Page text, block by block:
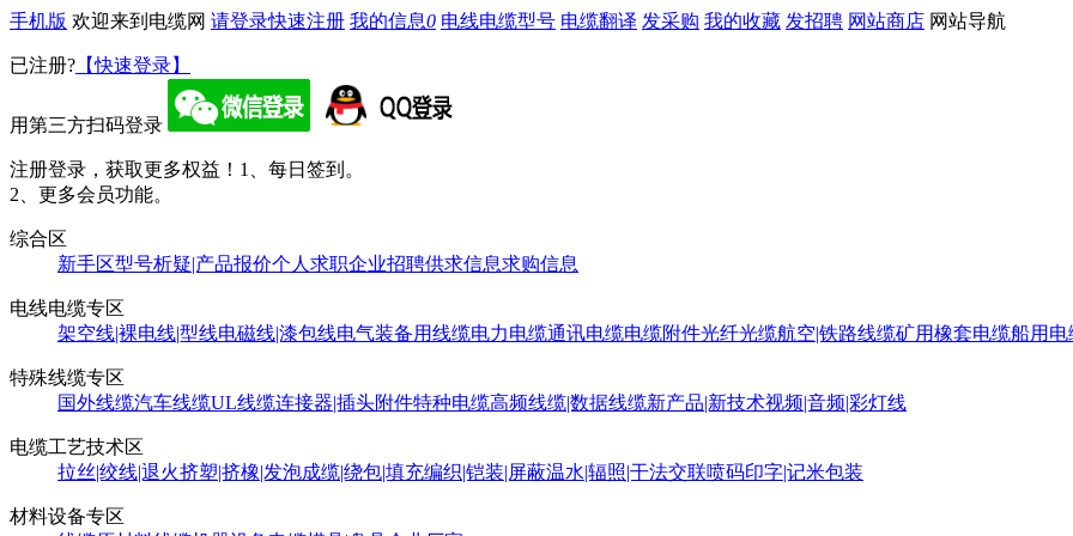
手机版 欢迎来到电缆网 请登录快速注册 我的信息0 电线电缆型号 电缆翻译 发采购 我的收藏 发招聘 网站商店 网站导航
已注册? 【快速登录】
用第三方扫码登录
注册登录，获取更多权益！ 1、每日签到。
2、更多会员功能。
综合区
新手区型号析疑|产品报价个人求职企业招聘供求信息求购信息
电线电缆专区
架空线|裸电线|型线电磁线|漆包线电气装备用线缆电力电缆通讯电缆电缆附件光纤光缆航空|铁路线缆矿用橡套电缆船用电
特殊线缆专区
国外线缆汽车线缆UL线缆连接器|插头附件特种电缆高频线缆|数据线缆新产品|新技术视频|音频|彩灯线
电缆工艺技术区
拉丝|绞线|退火挤塑|挤橡|发泡成缆|绕包|填充编织|铠装|屏蔽温水|辐照|干法交联喷码印字|记米包装
材料设备专区